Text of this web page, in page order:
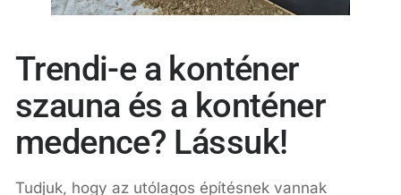
Trendi-e a konténer
szauna és a konténer
medence? Lássuk!
Tudjuk, hogy az utólagos építésnek vannak